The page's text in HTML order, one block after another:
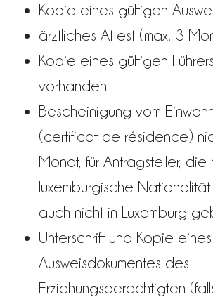
Kopie eines gültigen
ärztliches Attest (max. 3
Kopie eines gültigen
vorhanden
Bescheinigung vom
(certificat de résidence)
Monat, für Antragsteller,
luxemburgische
auch nicht in Luxemburg
Unterschrift und Kopie eines
Ausweisdokumentes des
Erziehungsberechtigten